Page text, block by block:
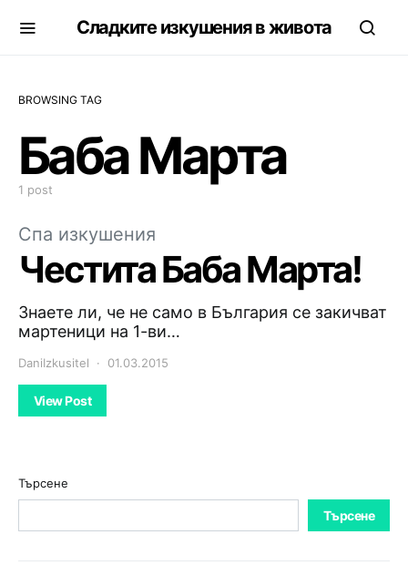
Сладките изкушения в живота
BROWSING TAG
Баба Марта
1 post
Спа изкушения
Честита Баба Марта!
Знаете ли, че не само в България се закичват
мартеници на 1-ви…
DaniIzkusitel 01.03.2015
View Post
Търсене
Търсене